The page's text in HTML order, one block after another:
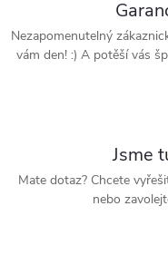
Nezapomenutelný
vám den! :) A potěší vás
Jsme
Mate dotaz? Chcete
nebo